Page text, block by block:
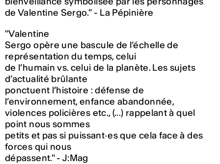
de Valentine Sergo." - La Pépinière
"Valentine
Sergo opère une bascule de l’échelle de
représentation du temps, celui
de l’humain vs. celui de la planète. Les sujets
d’actualité brûlante
ponctuent l’histoire : défense de
l’environnement, enfance abandonnée,
violences policières etc., (...) rappelant à quel
point nous sommes
petits et pas si puissant∙es que cela face à des
forces qui nous
dépassent." - J:Mag